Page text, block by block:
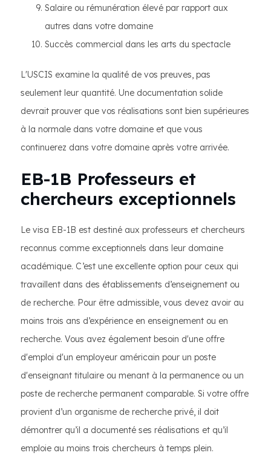
Salaire ou rémunération élevé par rapport aux
autres dans votre domaine
Succès commercial dans les arts du spectacle
L'USCIS examine la qualité de vos preuves, pas
seulement leur quantité. Une documentation solide
devrait prouver que vos réalisations sont bien supérieures
à la normale dans votre domaine et que vous
continuerez dans votre domaine après votre arrivée.
EB-1B Professeurs et
chercheurs exceptionnels
Le visa EB-1B est destiné aux professeurs et chercheurs
reconnus comme exceptionnels dans leur domaine
académique. C’est une excellente option pour ceux qui
travaillent dans des établissements d’enseignement ou
de recherche. Pour être admissible, vous devez avoir au
moins trois ans d’expérience en enseignement ou en
recherche. Vous avez également besoin d'une offre
d'emploi d'un employeur américain pour un poste
d'enseignant titulaire ou menant à la permanence ou un
poste de recherche permanent comparable. Si votre offre
provient d’un organisme de recherche privé, il doit
démontrer qu’il a documenté ses réalisations et qu’il
emploie au moins trois chercheurs à temps plein.